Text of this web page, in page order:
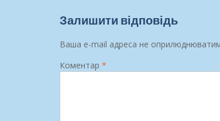
Залишити відповідь
Ваша e-mail адреса не
Коментар *